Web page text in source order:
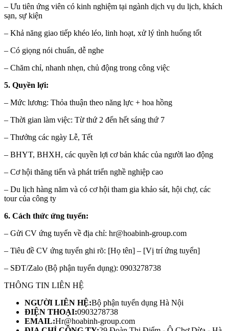
– Ưu tiên ứng viên có kinh nghiệm tại ngành dịch vụ du lịch, khách
sạn, sự kiện
– Khả năng giao tiếp khéo léo, linh hoạt, xử lý tình huống tốt
– Có giọng nói chuẩn, dễ nghe
– Chăm chỉ, nhanh nhẹn, chủ động trong công việc
5. Quyền lợi:
– Mức lương: Thỏa thuận theo năng lực + hoa hồng
– Thời gian làm việc: Từ thứ 2 đến hết sáng thứ 7
– Thưởng các ngày Lễ, Tết
– BHYT, BHXH, các quyền lợi cơ bản khác của người lao động
– Cơ hội thăng tiến và phát triển nghề nghiệp cao
– Du lịch hàng năm và có cơ hội tham gia khảo sát, hội chợ, các
tour của công ty
6. Cách thức ứng tuyển:
– Gửi CV ứng tuyển về địa chỉ: hr@hoabinh-group.com
– Tiêu đề CV ứng tuyển ghi rõ: [Họ tên] – [Vị trí ứng tuyển]
– SĐT/Zalo (Bộ phận tuyển dụng): 0903278738
THÔNG TIN LIÊN HỆ
NGƯỜI LIÊN HỆ:Bộ phận tuyển dụng Hà Nội
ĐIỆN THOẠI:0903278738
EMAIL:Hr@hoabinh-group.com